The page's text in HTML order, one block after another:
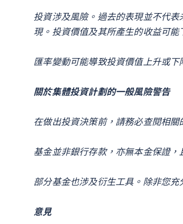
投資涉及風險。過去的表現並不代
現。投資價值及其所產生的收益可
匯率變動可能導致投資價值上升或
關於集體投資計劃的一般風險警告
在做出投資決策前，請務必查閱相
基金並非銀行存款，亦無本金保證
部分基金也涉及衍生工具。除非您
意見